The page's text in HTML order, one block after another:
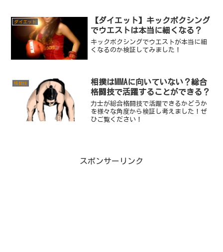
ダイエット
【ダイエット】キックボクシング
でウエストは本当に細くなる？
キックボクシングでウエストが本当に細
くなるのか検証してみました！
格闘技
相撲はMMAに向いていない？総合
格闘技で活躍することができる？
力士が総合格闘技で活躍できるかどうか
を様々な角度から検証し考えました！ぜ
ひご覧ください！
スポンサーリンク